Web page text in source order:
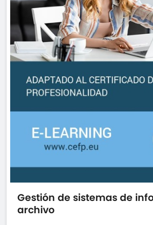
Gestión de sistemas de
archivo